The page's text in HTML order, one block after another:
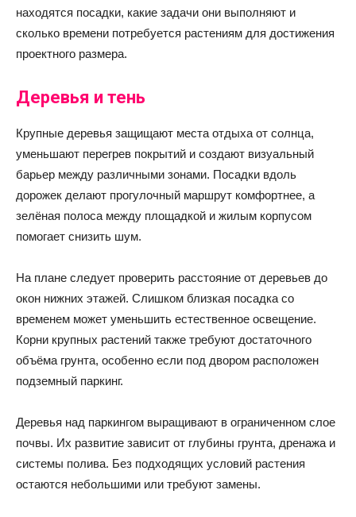
находятся посадки, какие задачи они выполняют и
сколько времени потребуется растениям для достижения
проектного размера.
Деревья и тень
Крупные деревья защищают места отдыха от солнца,
уменьшают перегрев покрытий и создают визуальный
барьер между различными зонами. Посадки вдоль
дорожек делают прогулочный маршрут комфортнее, а
зелёная полоса между площадкой и жилым корпусом
помогает снизить шум.
На плане следует проверить расстояние от деревьев до
окон нижних этажей. Слишком близкая посадка со
временем может уменьшить естественное освещение.
Корни крупных растений также требуют достаточного
объёма грунта, особенно если под двором расположен
подземный паркинг.
Деревья над паркингом выращивают в ограниченном слое
почвы. Их развитие зависит от глубины грунта, дренажа и
системы полива. Без подходящих условий растения
остаются небольшими или требуют замены.